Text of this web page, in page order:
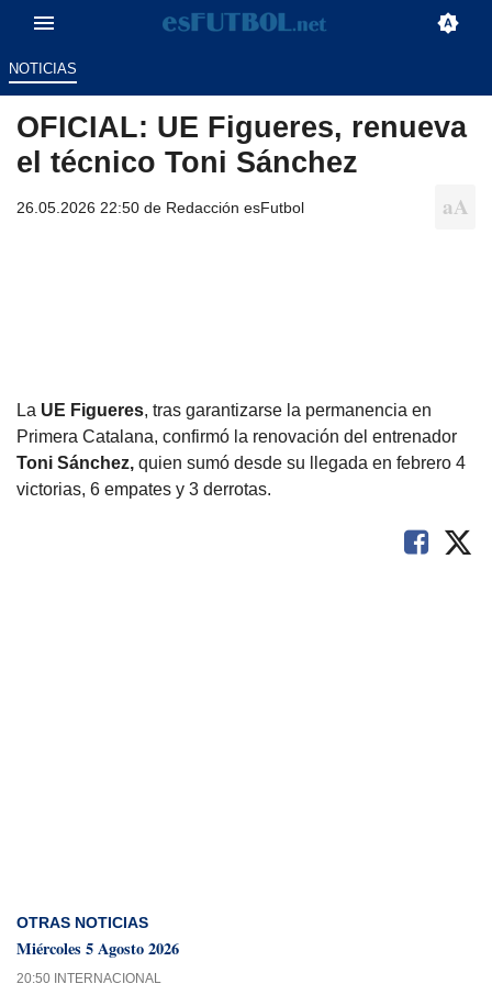
NOTICIAS
OFICIAL: UE Figueres, renueva
el técnico Toni Sánchez
26.05.2026 22:50 de Redacción esFutbol
La UE Figueres, tras garantizarse la permanencia en
Primera Catalana, confirmó la renovación del entrenador
Toni Sánchez, quien sumó desde su llegada en febrero 4
victorias, 6 empates y 3 derrotas.
OTRAS NOTICIAS
Miércoles 5 Agosto 2026
20:50 INTERNACIONAL